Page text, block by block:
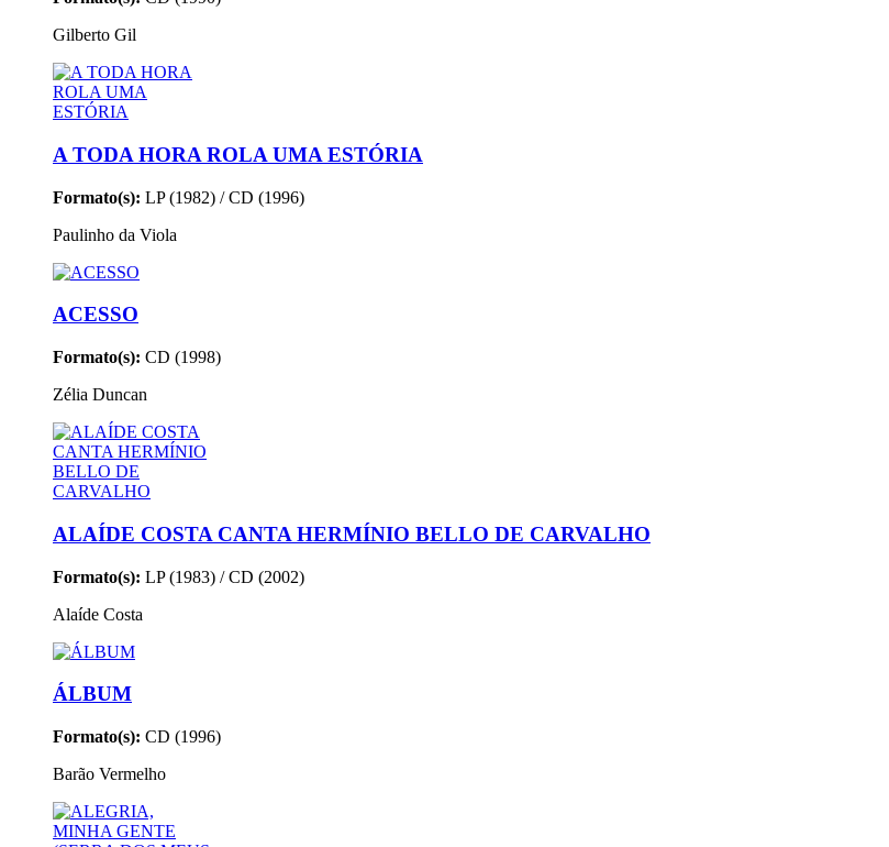
Gilberto Gil
A TODA HORA ROLA UMA ESTÓRIA
Formato(s): LP (1982) / CD (1996)
Paulinho da Viola
ACESSO
Formato(s): CD (1998)
Zélia Duncan
ALAÍDE COSTA CANTA HERMÍNIO BELLO DE CARVALHO
Formato(s): LP (1983) / CD (2002)
Alaíde Costa
ÁLBUM
Formato(s): CD (1996)
Barão Vermelho